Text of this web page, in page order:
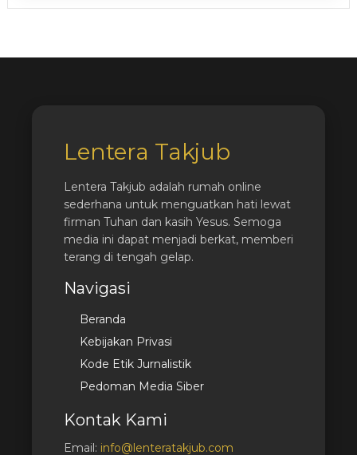
Lentera Takjub
Lentera Takjub adalah rumah online
sederhana untuk menguatkan hati lewat
firman Tuhan dan kasih Yesus. Semoga
media ini dapat menjadi berkat, memberi
terang di tengah gelap.
Navigasi
Beranda
Kebijakan Privasi
Kode Etik Jurnalistik
Pedoman Media Siber
Kontak Kami
Email: info@lenteratakjub.com